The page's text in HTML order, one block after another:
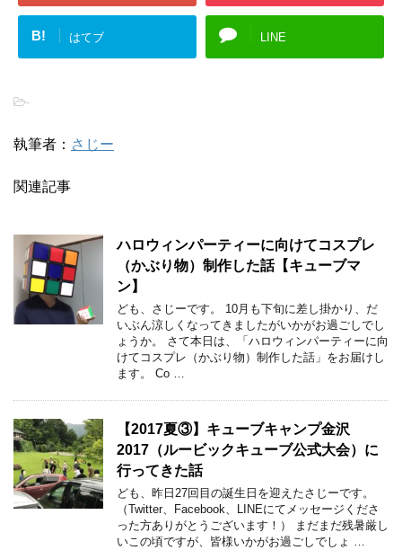
B! はてブ LINE
-
執筆者： さじー
関連記事
ハロウィンパーティーに向けてコスプレ
（かぶり物）制作した話【キューブマ
ン】
ども、さじーです。 10月も下旬に差し掛かり、だ
いぶん涼しくなってきましたがいかがお過ごしでし
ょうか。 さて本日は、「ハロウィンパーティーに向
けてコスプレ（かぶり物）制作した話」をお届けし
ます。 Co …
【2017夏③】キューブキャンプ金沢
2017（ルービックキューブ公式大会）に
行ってきた話
ども、昨日27回目の誕生日を迎えたさじーです。
（Twitter、Facebook、LINEにてメッセージくださ
った方ありがとうございます！） まだまだ残暑厳し
いこの頃ですが、皆様いかがお過ごしでしょ …